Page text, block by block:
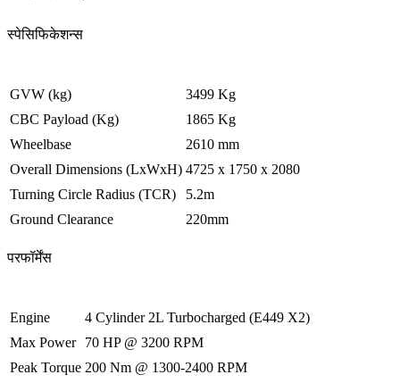
स्पेसिफिकेशन्स
GVW (kg)
3499 Kg
CBC Payload (Kg)
1865 Kg
Wheelbase
2610 mm
Overall Dimensions (LxWxH) 4725 x 1750 x 2080
Turning Circle Radius (TCR)
5.2m
Ground Clearance
220mm
परफॉर्मेंस
Engine
4 Cylinder 2L Turbocharged (E449 X2)
Max Power
70 HP @ 3200 RPM
Peak Torque 200 Nm @ 1300-2400 RPM